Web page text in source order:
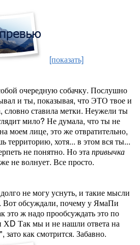
[показать]
очередную собачку. Послушно
и ты, показывая, что ЭТО твое и
словно ставила метки. Неужели ты
мило? Не думала, что ты не
моем лице, это же отвратительно,
территорию, хотя... в этом вся ты...
не понятно. Но этапривычка
не волнует. Все просто.
не могу уснуть, и такие мысли
Вот обсуждали, почему у ЯмаПи
это ж надо прообсуждать это по
ХD Так мы и не нашли ответа на
зато как смотрится. Забавно.